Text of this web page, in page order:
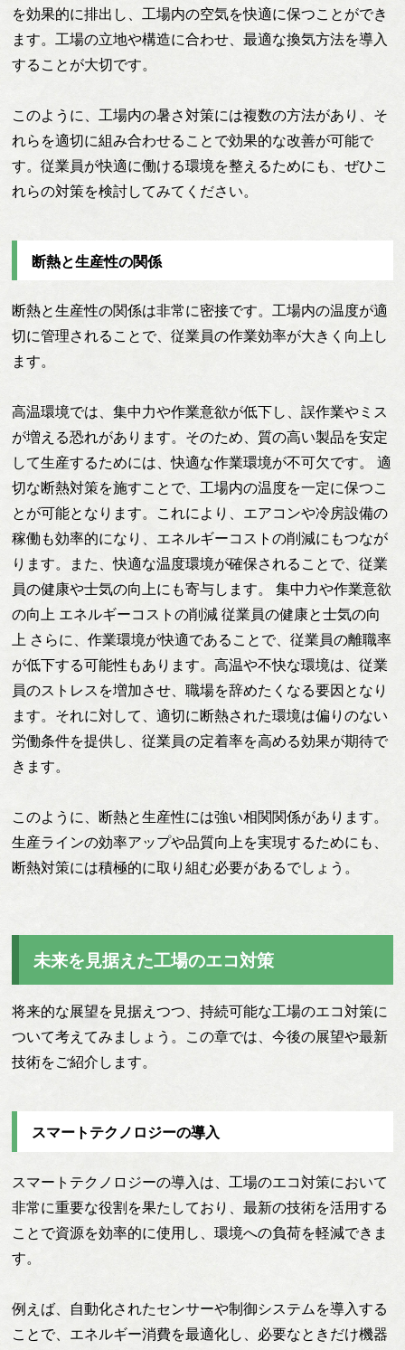
を効果的に排出し、工場内の空気を快適に保つことができ
ます。工場の立地や構造に合わせ、最適な換気方法を導入
することが大切です。
このように、工場内の暑さ対策には複数の方法があり、そ
れらを適切に組み合わせることで効果的な改善が可能で
す。従業員が快適に働ける環境を整えるためにも、ぜひこ
れらの対策を検討してみてください。
断熱と生産性の関係
断熱と生産性の関係は非常に密接です。工場内の温度が適
切に管理されることで、従業員の作業効率が大きく向上し
ます。
高温環境では、集中力や作業意欲が低下し、誤作業やミス
が増える恐れがあります。そのため、質の高い製品を安定
して生産するためには、快適な作業環境が不可欠です。 適
切な断熱対策を施すことで、工場内の温度を一定に保つこ
とが可能となります。これにより、エアコンや冷房設備の
稼働も効率的になり、エネルギーコストの削減にもつなが
ります。また、快適な温度環境が確保されることで、従業
員の健康や士気の向上にも寄与します。 集中力や作業意欲
の向上 エネルギーコストの削減 従業員の健康と士気の向
上 さらに、作業環境が快適であることで、従業員の離職率
が低下する可能性もあります。高温や不快な環境は、従業
員のストレスを増加させ、職場を辞めたくなる要因となり
ます。それに対して、適切に断熱された環境は偏りのない
労働条件を提供し、従業員の定着率を高める効果が期待で
きます。
このように、断熱と生産性には強い相関関係があります。
生産ラインの効率アップや品質向上を実現するためにも、
断熱対策には積極的に取り組む必要があるでしょう。
未来を見据えた工場のエコ対策
将来的な展望を見据えつつ、持続可能な工場のエコ対策に
ついて考えてみましょう。この章では、今後の展望や最新
技術をご紹介します。
スマートテクノロジーの導入
スマートテクノロジーの導入は、工場のエコ対策において
非常に重要な役割を果たしており、最新の技術を活用する
ことで資源を効率的に使用し、環境への負荷を軽減できま
す。
例えば、自動化されたセンサーや制御システムを導入する
ことで、エネルギー消費を最適化し、必要なときだけ機器